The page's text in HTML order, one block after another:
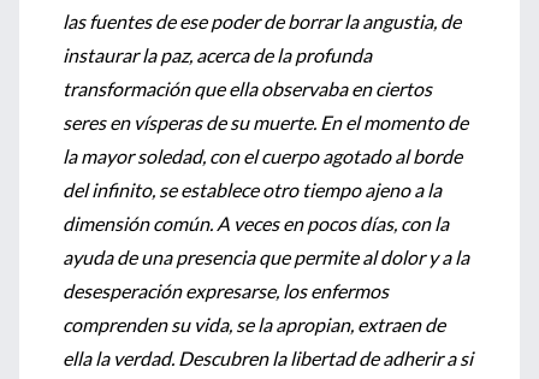
las fuentes de ese poder de borrar la angustia, de
instaurar la paz, acerca de la profunda
transformación que ella observaba en ciertos
seres en vísperas de su muerte. En el momento de
la mayor soledad, con el cuerpo agotado al borde
del infinito, se establece otro tiempo ajeno a la
dimensión común. A veces en pocos días, con la
ayuda de una presencia que permite al dolor y a la
desesperación expresarse, los enfermos
comprenden su vida, se la apropian, extraen de
ella la verdad. Descubren la libertad de adherir a si